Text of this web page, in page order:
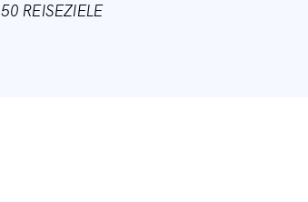
REISEZIELE